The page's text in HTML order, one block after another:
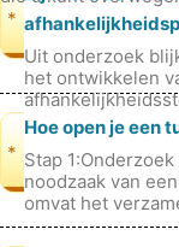
beschermen: 1.
*
Uit onderzoek
het ontwikkelen
onder leiding van
*
Hoe open je een
Stap
noodzaak van
omvat het
personen dat